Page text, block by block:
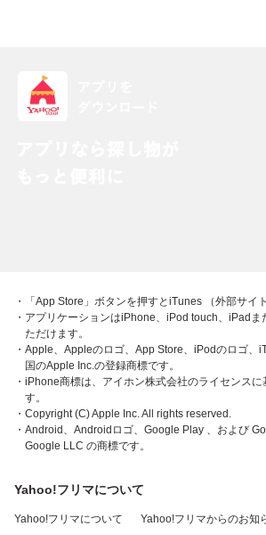
・「App Store」ボタンを押すとiTunes （外部サイ
・アプリケーションはiPhone、iPod touch、iPad
ただけます。
・Apple、Appleのロゴ、App Store、iPodのロゴ、
国のApple Inc.の登録商標です。
・iPhone商標は、アイホン株式会社のライセンスに
す。
・Copyright (C) Apple Inc. All rights reserved.
・Android、Androidロゴ、Google Play 、および
Google LLC の商標です。
Yahoo!フリマについて
Yahoo!フリマについて Yahoo!フリマからのお知